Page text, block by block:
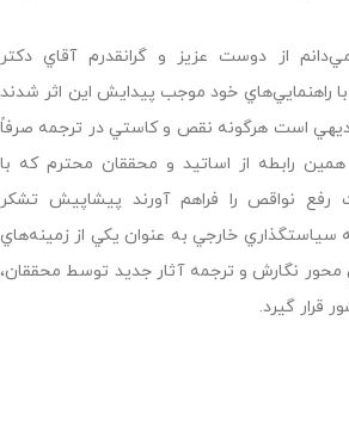
از دوست عزيز و گرانقدرم آقاي دكتر
راهنمايي‌هاي خود موجب پيدايش اين اثر شدند
است هرگونه نقص و كاستي در ترجمه صرفاً
رابطه از اساتيد و محققان محترم كه با
رفع نواقص را فراهم آورند پيشاپيش تشكر
خارجي به عنوان يكي از زمينه‌هاي
نگارش و ترجمه آثار جديد توسط محققان،
قرار گيرد.